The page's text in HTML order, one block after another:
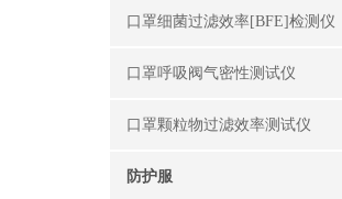
口罩细菌过滤效率[BFE]检测仪
口罩呼吸阀气密性测试仪
口罩颗粒物过滤效率测试仪
防护服